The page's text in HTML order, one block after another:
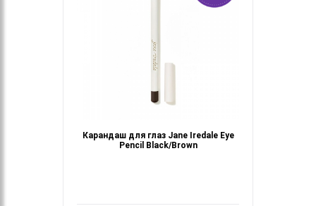
Карандаш для глаз Jane Iredale Eye
Pencil Black/Brown